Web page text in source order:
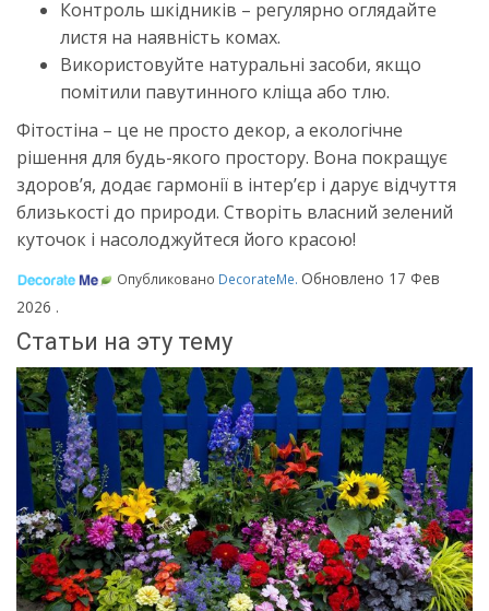
Контроль шкідників – регулярно оглядайте
листя на наявність комах.
Використовуйте натуральні засоби, якщо
помітили павутинного кліща або тлю.
Фітостіна – це не просто декор, а екологічне
рішення для будь-якого простору. Вона покращує
здоров’я, додає гармонії в інтер’єр і дарує відчуття
близькості до природи. Створіть власний зелений
куточок і насолоджуйтеся його красою!
Опубликовано DecorateMe. Обновлено 17 Фев
2026 .
Статьи на эту тему